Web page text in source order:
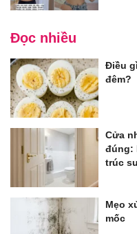
Đọc nhiều
Điều
đêm?
Cửa
đúng:
trúc
Mẹo
mốc